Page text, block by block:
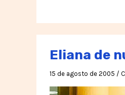
Eliana de
15 de agosto de 2005 /